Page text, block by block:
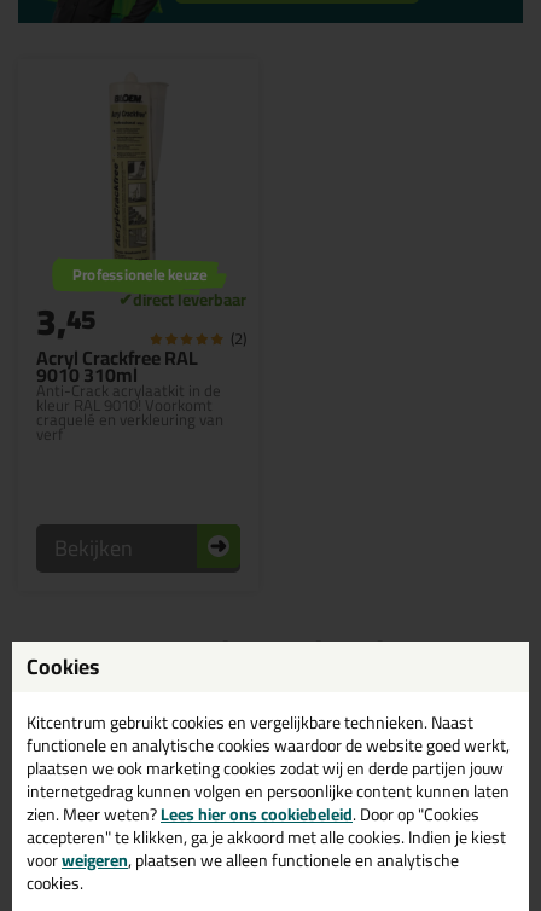
Acryl Crackfree RAL
9010 310ml
Anti-Crack acrylaatkit in de
kleur RAL 9010! Voorkomt
craquelé en verkleuring van
verf
Professionele keuze
3,45 (2)
Bekijken
RAL anti crack acrylaatkit
kopen? Bestel anti crack
acrylaatkit in de kleur ral
kleuren bij Kitcentrum.nl
Bestaat anti Crack acrylaatkit ook in de kleur ral kleuren? Op
Kitcentrum.nl vind je een ruim assortiment ral anti crack acrylaatkit in
de merken: Bloem Sealants. Bestel je anti crack acrylaatkit ral kleuren
daarom gemakkelijk en snel op Kitcentrum.nl!
Cookies
Kitcentrum gebruikt cookies en vergelijkbare technieken. Naast
functionele en analytische cookies waardoor de website goed werkt,
plaatsen we ook marketing cookies zodat wij en derde partijen jouw
internetgedrag kunnen volgen en persoonlijke content kunnen laten
zien. Meer weten?Lees hier ons cookiebeleid. Door op "Cookies
accepteren" te klikken, ga je akkoord met alle cookies. Indien je kiest
voorweigeren, plaatsen we alleen functionele en analytische
cookies.